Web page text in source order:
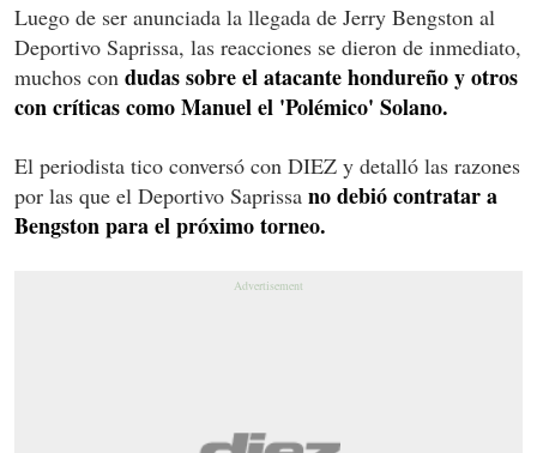
Luego de ser anunciada la llegada de Jerry Bengston al
Deportivo Saprissa, las reacciones se dieron de inmediato,
muchos con dudas sobre el atacante hondureño y otros
con críticas como Manuel el 'Polémico' Solano.
El periodista tico conversó con DIEZ y detalló las razones
por las que el Deportivo Saprissa no debió contratar a
Bengston para el próximo torneo.